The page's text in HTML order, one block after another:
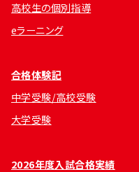
高校生の個別指導
eラーニング
合格体験記
中学受験/高校受験
大学受験
2026年度入試合格実績